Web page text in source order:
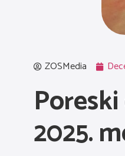
ZOSMedia
2025.